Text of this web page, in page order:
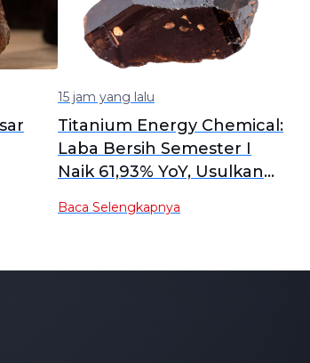
15 jam yang lalu
Titanium Energy Chemical:
Laba Bersih Semester I
Naik 61,93% YoY, Usulkan
Saham
Baca Selengkapnya